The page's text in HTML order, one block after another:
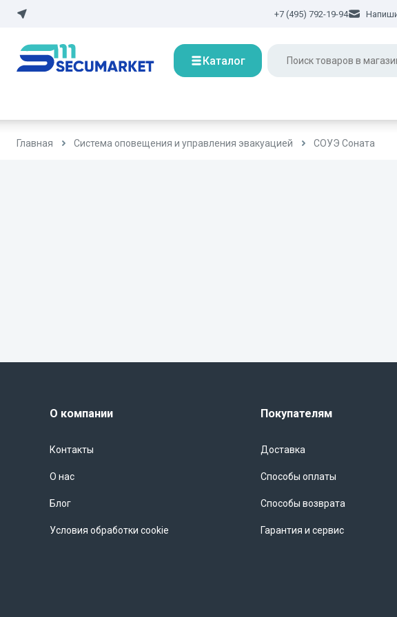
+7 (495) 792-19-94
Каталог
Главная Система оповещения и управления эвакуацией СОУЭ Соната
О компании
Контакты
О нас
Блог
Условия обработки cookie
Покупателям
Доставка
Способы оплаты
Способы возврата
Гарантия и сервис